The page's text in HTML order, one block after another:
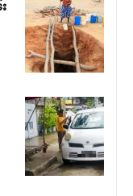
လႅၼ်ပေႃးတေၸွ
ႉထႅမ် ၸုမ်းၶၢ
ႃႈ။